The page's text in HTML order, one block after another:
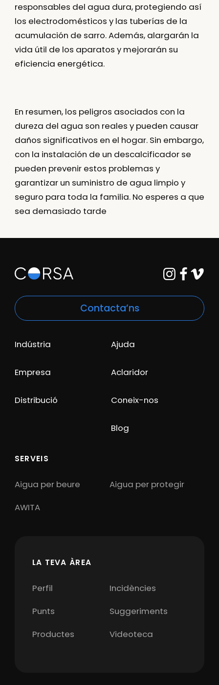
responsables del agua dura, protegiendo así
los electrodomésticos y las tuberías de la
acumulación de sarro. Además, alargarán la
vida útil de los aparatos y mejorarán su
eficiencia energética.
En resumen, los peligros asociados con la
dureza del agua son reales y pueden causar
daños significativos en el hogar. Sin embargo,
con la instalación de un descalcificador se
pueden prevenir estos problemas y
garantizar un suministro de agua limpio y
seguro para toda la familia. No esperes a que
sea demasiado tarde
Contacta’ns
Indústria
Empresa
Distribució
Ajuda
Aclaridor
Coneix-nos
Blog
SERVEIS
Aigua per beure
Aigua per protegir
AWITA
LA TEVA ÀREA
Perfil
Incidències
Punts
Suggeriments
Productes
Videoteca